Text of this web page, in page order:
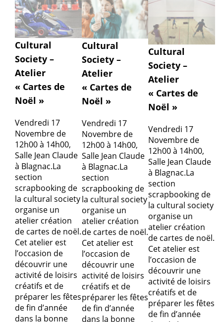
Cultural
Society –
Atelier
« Cartes de
Noël »
Vendredi 17
Novembre de
12h00 à 14h00,
Salle Jean Claude
à Blagnac.La
section
scrapbooking de
la cultural society
organise un
atelier création
de cartes de noël.
Cet atelier est
l’occasion de
découvrir une
activité de loisirs
créatifs et de
préparer les fêtes
de fin d’année
dans la bonne
Cultural
Society –
Atelier
« Cartes de
Noël »
Vendredi 17
Novembre de
12h00 à 14h00,
Salle Jean Claude
à Blagnac.La
section
scrapbooking de
la cultural society
organise un
atelier création
de cartes de noël.
Cet atelier est
l’occasion de
découvrir une
activité de loisirs
créatifs et de
préparer les fêtes
de fin d’année
dans la bonne
Cultural
Society –
Atelier
« Cartes de
Noël »
Vendredi 17
Novembre de
12h00 à 14h00,
Salle Jean Claude
à Blagnac.La
section
scrapbooking de
la cultural society
organise un
atelier création
de cartes de noël.
Cet atelier est
l’occasion de
découvrir une
activité de loisirs
créatifs et de
préparer les fêtes
de fin d’année